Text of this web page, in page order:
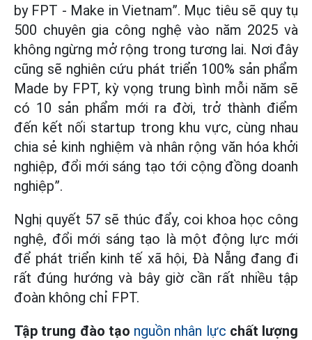
by FPT - Make in Vietnam”. Mục tiêu sẽ quy tụ
500 chuyên gia công nghệ vào năm 2025 và
không ngừng mở rộng trong tương lai. Nơi đây
cũng sẽ nghiên cứu phát triển 100% sản phẩm
Made by FPT, kỳ vọng trung bình mỗi năm sẽ
có 10 sản phẩm mới ra đời, trở thành điểm
đến kết nối startup trong khu vực, cùng nhau
chia sẻ kinh nghiệm và nhân rộng văn hóa khởi
nghiệp, đổi mới sáng tạo tới cộng đồng doanh
nghiệp”.
Nghị quyết 57 sẽ thúc đẩy, coi khoa học công
nghệ, đổi mới sáng tạo là một động lực mới
để phát triển kinh tế xã hội, Đà Nẵng đang đi
rất đúng hướng và bây giờ cần rất nhiều tập
đoàn không chỉ FPT.
Tập trung đào tạo nguồn nhân lực chất lượng